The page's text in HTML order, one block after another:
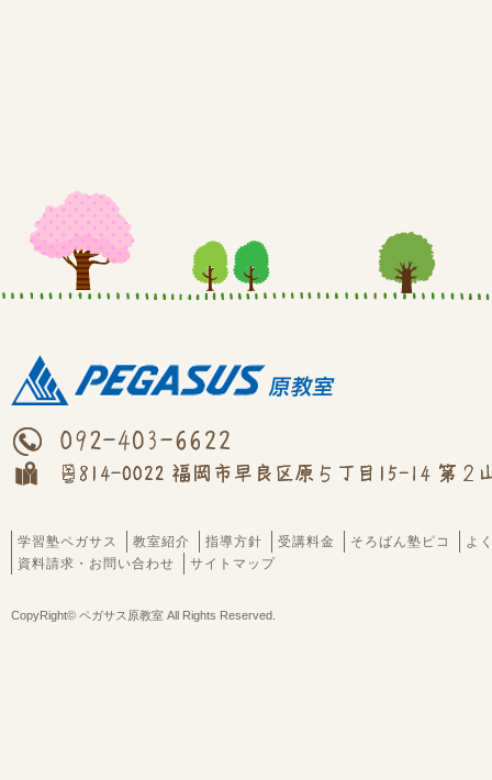
学習塾ペガサス 教室紹介 指導方針 受講料金 そろばん塾ピコ
よ
資料請求・お問い合わせ
サイトマップ
CopyRight© ペガサス原教室 All Rights Reserved.